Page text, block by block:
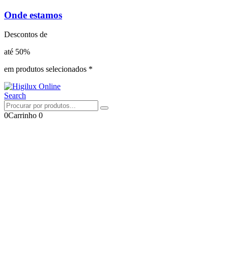
Onde estamos
Descontos de
até 50%
em produtos selecionados *
Search
0Carrinho 0